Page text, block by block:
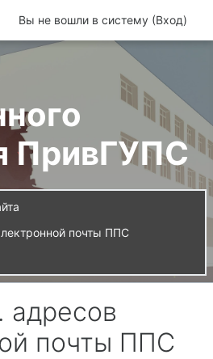
Вы не вошли в систему (Вход)
ПривГУПС
почты ППС
адресов
почты ППС